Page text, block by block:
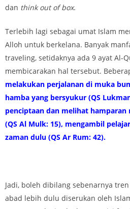
dan think out of box.
Terlebih lagi sebagai umat Islam
Alloh untuk berkelana. Banyak
traveling, setidaknya ada 9 ayat Al-
membicarakan hal tersebut.
melakukan perjalanan di muka
hamba yang bersyukur (QS
penciptaan dan melihat
(QS Al Mulk: 15), mengambil
zaman dulu (QS Ar Rum: 42).
Jadi, boleh dibilang sebenarnya
abad lebih dulu diserukan oleh